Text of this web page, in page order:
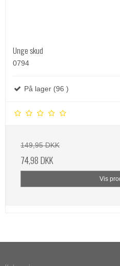
Unge skud
0794
På lager (96 )
149,95 DKK
74,98 DKK
Vis